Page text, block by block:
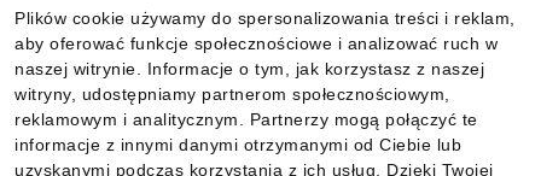
Plików cookie używamy do spersonalizowania treści i reklam,
aby oferować funkcje społecznościowe i analizować ruch w
naszej witrynie. Informacje o tym, jak korzystasz z naszej
witryny, udostępniamy partnerom społecznościowym,
reklamowym i analitycznym. Partnerzy mogą połączyć te
informacje z innymi danymi otrzymanymi od Ciebie lub
uzyskanymi podczas korzystania z ich usług. Dzięki Twojej
Informacje
Pobierz naszą aplikację mobilną: